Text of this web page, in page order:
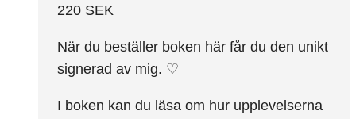
220 SEK
När du beställer boken här får du den unikt
signerad av mig. ♡
I boken kan du läsa om hur upplevelserna